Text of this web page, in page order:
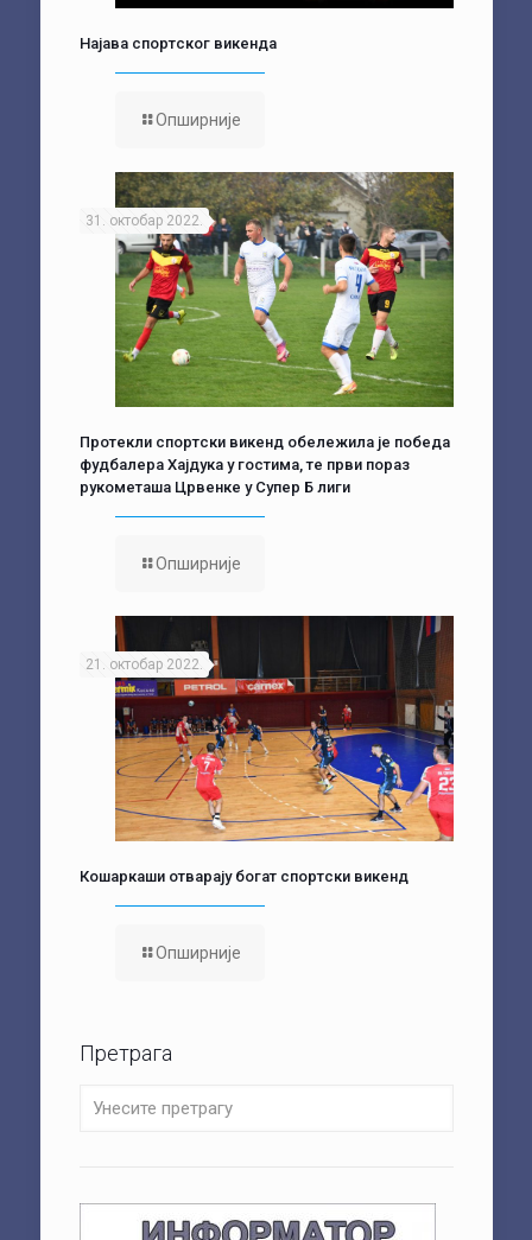
Најава спортског викенда
Опширније
31. октобар 2022.
Протекли спортски викенд обележила је победа
фудбалера Хајдука у гостима, те први пораз
рукометаша Црвенке у Супер Б лиги
Опширније
21. октобар 2022.
Кошаркаши отварају богат спортски викенд
Опширније
Претрага